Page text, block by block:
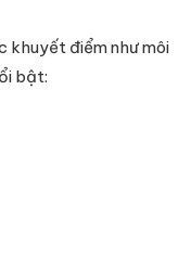
khuyết điểm như môi
bật: